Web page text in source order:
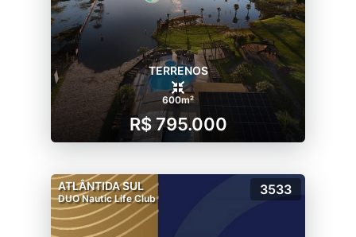
TERRENOS
600m²
R$ 795.000
ATLÂNTIDA SUL
DUO Nautic Life Club
3533